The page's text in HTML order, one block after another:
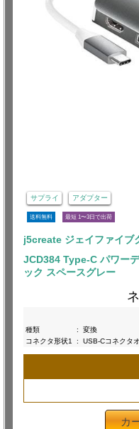
サプライ アダプター
送料無料 最短 1〜3日で出荷
j5create ジェイファイブ
JCD384 Type-C パワー
ック スペースグレー
種類
:
変換
コネクタ形状1
: USB-Cコネクタ
カ